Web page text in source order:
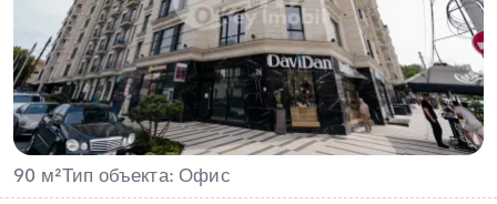
90 м²Тип объекта: Офис